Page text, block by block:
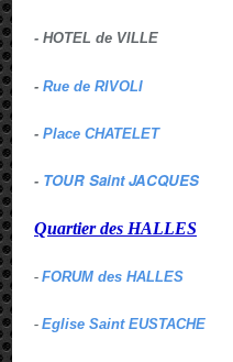
- HOTEL de VILLE
- Rue de RIVOLI
- Place CHATELET
- TOUR Saint JACQUES
Quartier des HALLES
- FORUM des HALLES
- Eglise Saint EUSTACHE